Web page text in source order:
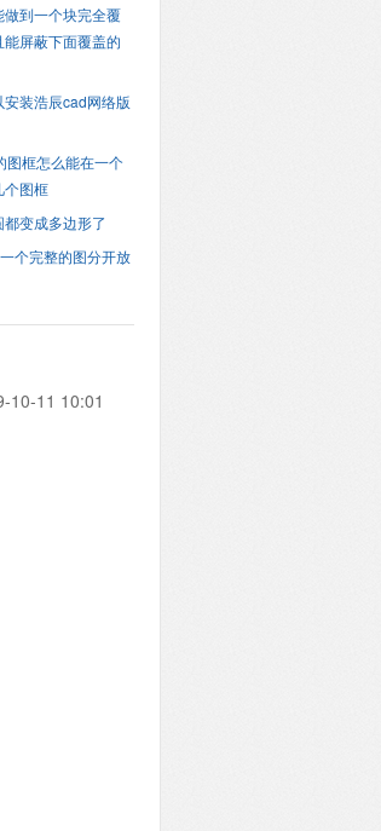
到一个块完全覆
屏蔽下面覆盖的
装浩辰cad网络版
图框怎么能在一个
个图框
变成多边形了
个完整的图分开放
10-11 10:01